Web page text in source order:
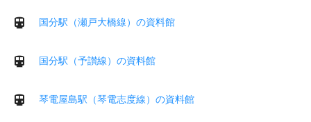
国分駅（瀬戸大橋線）の資料館
国分駅（予讃線）の資料館
琴電屋島駅（琴電志度線）の資料館